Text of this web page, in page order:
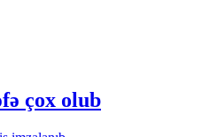
çox olub